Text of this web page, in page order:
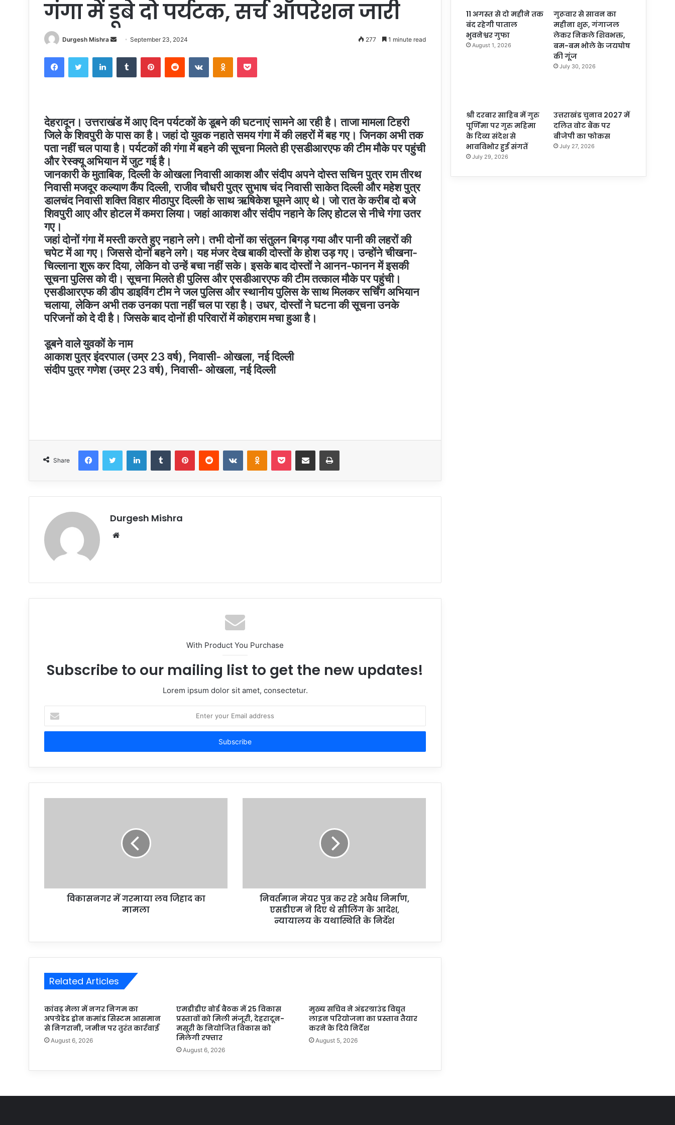
गंगा में डूबे दो पर्यटक, सर्च ऑपरेशन जारी
Durgesh Mishra
Send
email
September 23, 2024 277 1 minute read
FacebookTwitterLinkedInTumblrPinterestRedditVKontakteOdnoklassniki
Pocket
देहरादून। उत्तराखंड में आए दिन पर्यटकों के डूबने की घटनाएं सामने आ रही है। ताजा मामला टिहरी
जिले के शिवपुरी के पास का है। जहां दो युवक नहाते समय गंगा में की लहरों में बह गए। जिनका अभी तक
पता नहीं चल पाया है। पर्यटकों की गंगा में बहने की सूचना मिलते ही एसडीआरएफ की टीम मौके पर पहुंची
और रेस्क्यू अभियान में जुट गई है।
जानकारी के मुताबिक, दिल्ली के ओखला निवासी आकाश और संदीप अपने दोस्त सचिन पुत्र राम तीरथ
निवासी मजदूर कल्याण कैंप दिल्ली, राजीव चौधरी पुत्र सुभाष चंद निवासी साकेत दिल्ली और महेश पुत्र
डालचंद निवासी शक्ति विहार मीठापुर दिल्ली के साथ ऋषिकेश घूमने आए थे। जो रात के करीब दो बजे
शिवपुरी आए और होटल में कमरा लिया। जहां आकाश और संदीप नहाने के लिए होटल से नीचे गंगा उतर
गए।
जहां दोनों गंगा में मस्ती करते हुए नहाने लगे। तभी दोनों का संतुलन बिगड़ गया और पानी की लहरों की
चपेट में आ गए। जिससे दोनों बहने लगे। यह मंजर देख बाकी दोस्तों के होश उड़ गए। उन्होंने चीखना-
चिल्लाना शुरू कर दिया, लेकिन वो उन्हें बचा नहीं सके। इसके बाद दोस्तों ने आनन-फानन में इसकी
सूचना पुलिस को दी। सूचना मिलते ही पुलिस और एसडीआरएफ की टीम तत्काल मौके पर पहुंची।
एसडीआरएफ की डीप डाइविंग टीम ने जल पुलिस और स्थानीय पुलिस के साथ मिलकर सर्चिंग अभियान
चलाया, लेकिन अभी तक उनका पता नहीं चल पा रहा है। उधर, दोस्तों ने घटना की सूचना उनके
परिजनों को दे दी है। जिसके बाद दोनों ही परिवारों में कोहराम मचा हुआ है।
डूबने वाले युवकों के नाम
आकाश पुत्र इंदरपाल (उम्र 23 वर्ष), निवासी- ओखला, नई दिल्ली
संदीप पुत्र गणेश (उम्र 23 वर्ष), निवासी- ओखला, नई दिल्ली
Share
FacebookTwitterLinkedInTumblrPinterestRedditVKontakteOdnoklassniki
PocketShare via Email Print
Durgesh Mishra
Website
With Product You Purchase
Subscribe to our mailing list to get the new updates!
Lorem ipsum dolor sit amet, consectetur.
Enter
your
Email
विकासनगर में गरमाया लव जिहाद का
मामला
निवर्तमान मेयर पुत्र कर रहे अवैध निर्माण,
एसडीएम ने दिए थे सीलिंग के आदेश,
न्यायालय के यथास्थिति के निर्देश
Related Articles
कांवड़ मेला में नगर निगम का
अपग्रेडेड ड्रोन कमांड सिस्टम आसमान
से निगरानी, जमीन पर तुरंत कार्रवाई
August 6, 2026
एमडीडीए बोर्ड बैठक में 25 विकास
प्रस्तावों को मिली मंजूरी, देहरादून-
मसूरी के नियोजित विकास को
मिलेगी रफ्तार
August 6, 2026
मुख्य सचिव ने अंडरग्राउंड विद्युत
लाइन परियोजना का प्रस्ताव तैयार
करने के दिये निर्देश
August 5, 2026
11 अगस्त से दो महीने तक
बंद रहेगी पाताल
भुवनेश्वर गुफा
August 1, 2026
गुरूवार से सावन का
महीना शुरू, गंगाजल
लेकर निकले शिवभक्त,
बम-बम भोले के जयघोष
की गूंज
July 30, 2026
श्री दरबार साहिब में गुरु
पूर्णिमा पर गुरु महिमा
के दिव्य संदेश से
भावविभोर हुई संगतें
July 29, 2026
उत्तराखंड चुनाव 2027 में
दलित वोट बैंक पर
बीजेपी का फोकस
July 27, 2026